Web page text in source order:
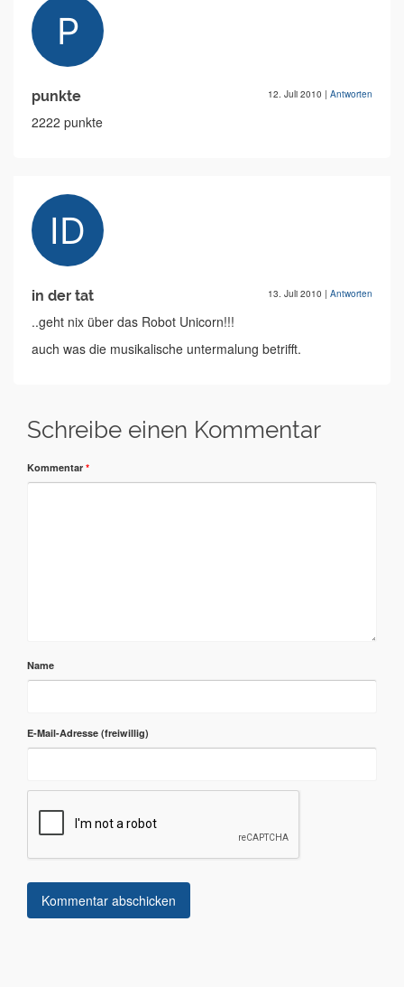
punkte 12. Juli 2010 | Antworten
2222 punkte
in der tat 13. Juli 2010 | Antworten
..geht nix über das Robot Unicorn!!!
auch was die musikalische untermalung betrifft.
Schreibe einen Kommentar
Kommentar *
Name
E-Mail-Adresse